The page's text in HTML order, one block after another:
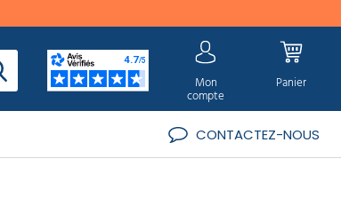
Mon
compte
Panier
CONTACTEZ-NOUS